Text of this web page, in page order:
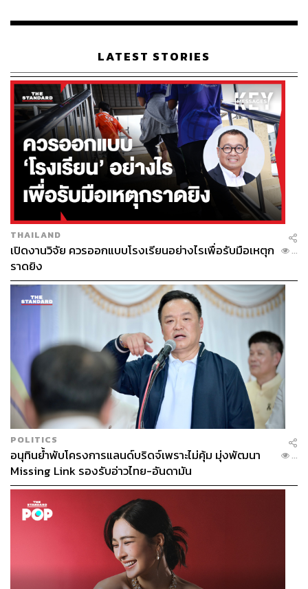
เรือนไทยที่ถูกซุกไว้
LATEST STORIES
THAILAND
เปิดงานวิจัย ควรออกแบบโรงเรียนอย่างไรเพื่อรับมือเหตุก
ราดยิง
...
POLITICS
อนุทินย้ำพับโครงการแลนด์บริดจ์เพราะไม่คุ้ม มุ่งพัฒนา
Missing Link รองรับอ่าวไทย-อันดามัน
...